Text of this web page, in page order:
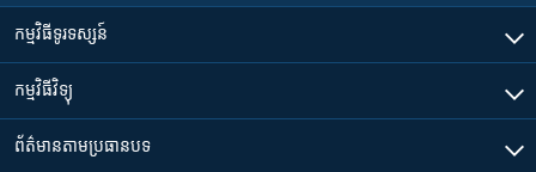
កម្មវិធី​ទូរទស្សន៍
កម្មវិធី​វិទ្យុ
ព័ត៌មាន​តាមប្រធានបទ​